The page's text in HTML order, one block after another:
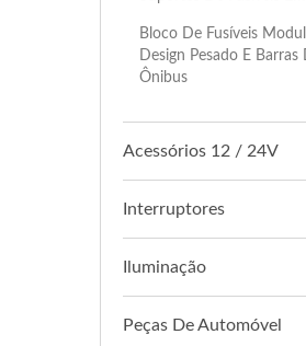
Bloco De Fusíveis
Design Pesado E Barras
Ônibus
Acessórios 12 / 24V
Interruptores
Iluminação
Peças De Automóvel